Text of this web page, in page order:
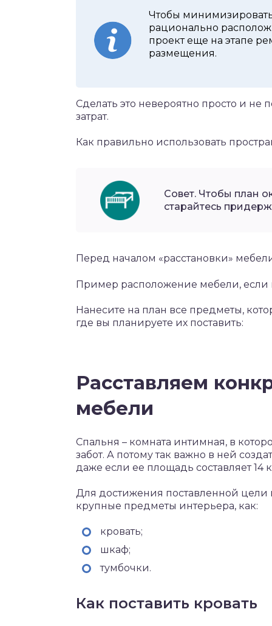
Чтобы
рационально
проект еще на этапе
размещения.
Сделать это невероятно просто и не
затрат.
Как правильно использовать
Совет. Чтобы план
старайтесь
Перед началом «расстановки»
Пример расположение мебели, если
Нанесите на план все предметы,
где вы планируете их поставить:
Расставляем
мебели
Спальня – комната интимная, в
забот. А потому так важно в ней
даже если ее площадь составляет 14
Для достижения поставленной
крупные предметы интерьера, как:
кровать;
шкаф;
тумбочки.
Как поставить кровать